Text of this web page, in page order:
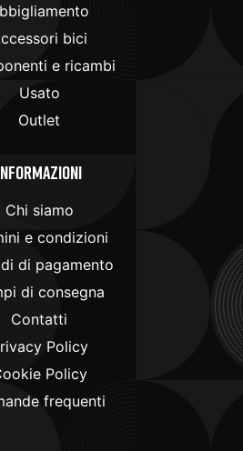
bici
e ricambi
Usato
Outlet
Chi siamo
e condizioni
di pagamento
di consegna
Contatti
Policy
Policy
frequenti